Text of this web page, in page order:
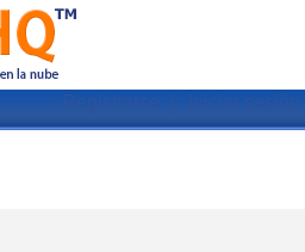
Registrarse Iniciar sesión